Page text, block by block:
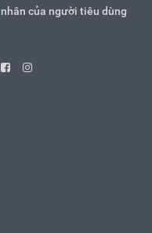
nhân của người tiêu dùng